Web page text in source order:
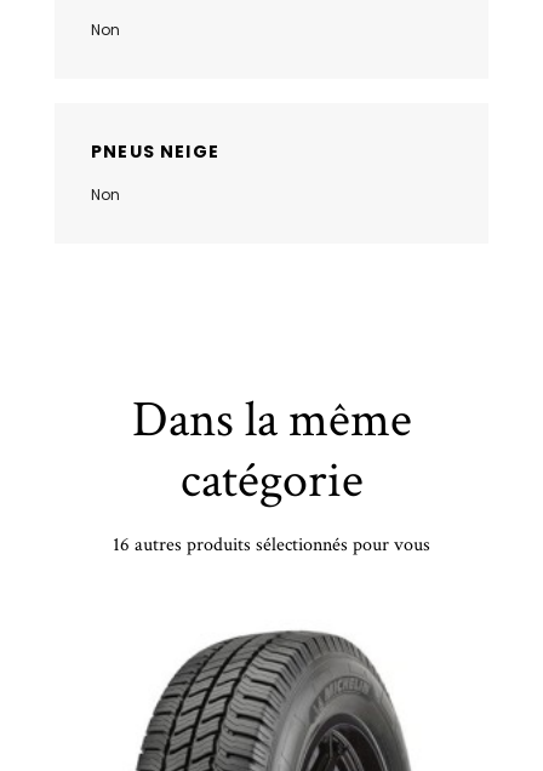
Non
PNEUS NEIGE
Non
Dans la même
catégorie
16 autres produits sélectionnés pour vous